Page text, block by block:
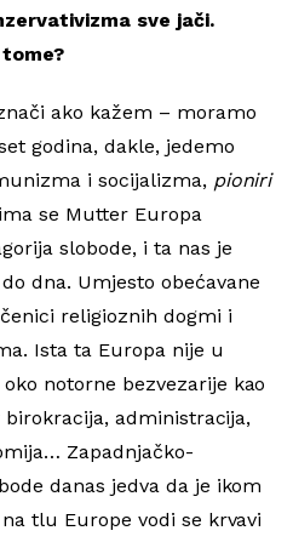
sve jači.
ako kažem – moramo
godina, dakle, jedemo
i socijalizma, pioniri
se Mutter Europa
slobode, i ta nas je
dna. Umjesto obećavane
religioznih dogmi i
Ista ta Europa nije u
notorne bezvezarije kao
administracija,
Zapadnjačko-
danas jedva da je ikom
tlu Europe vodi se krvavi